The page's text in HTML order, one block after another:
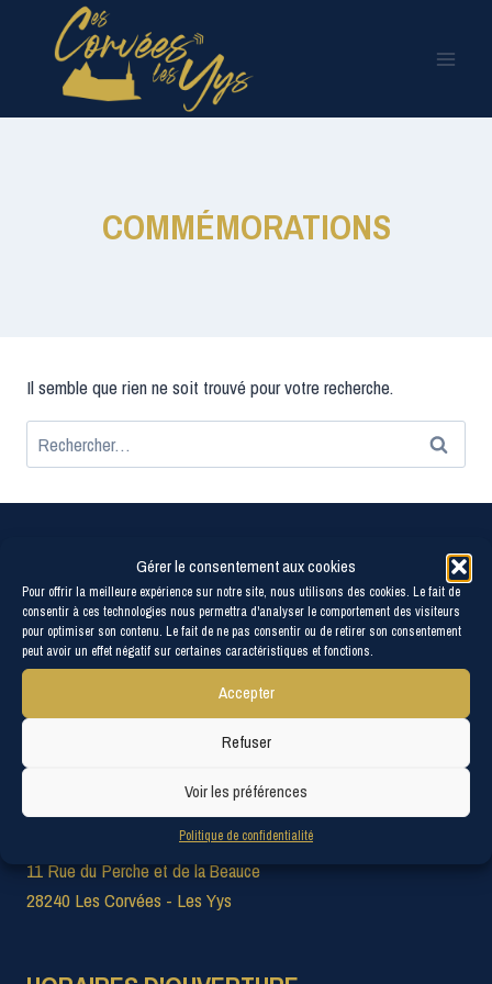
Gérer le consentement aux cookies
Pour offrir la meilleure expérience sur notre site, nous utilisons des cookies. Le fait de
consentir à ces technologies nous permettra d'analyser le comportement des visiteurs
pour optimiser son contenu. Le fait de ne pas consentir ou de retirer son consentement
peut avoir un effet négatif sur certaines caractéristiques et fonctions.
Accepter
Refuser
Voir les préférences
Politique de confidentialité
COMMÉMORATIONS
Il semble que rien ne soit trouvé pour votre recherche.
Rechercher :
11 Rue du Perche et de la Beauce
28240 Les Corvées - Les Yys